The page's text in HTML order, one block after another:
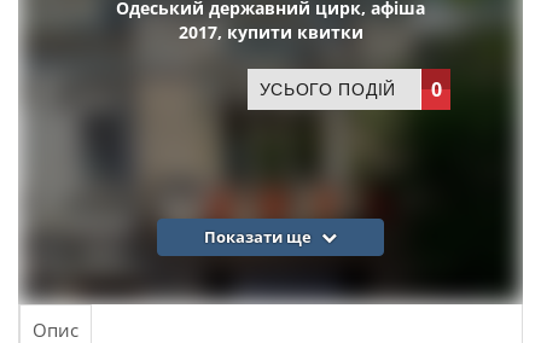
Одеський державний цирк, афіша
2017, купити квитки
УСЬОГО ПОДІЙ 0
Показати ще
Опис